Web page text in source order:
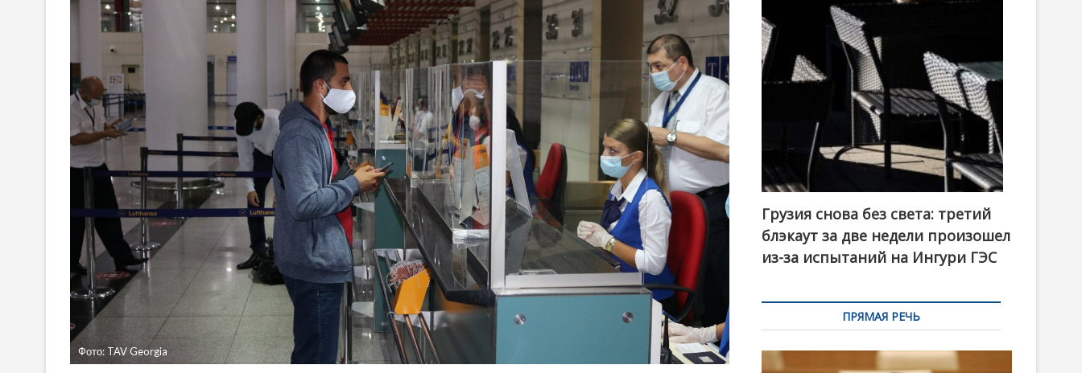
Фото: TAV Georgia
Грузия снова без света: третий
блэкаут за две недели произошел
из-за испытаний на Ингури ГЭС
ПРЯМАЯ РЕЧЬ